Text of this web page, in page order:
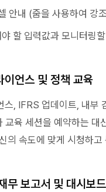
안내 (줌을 사용하여 강
할 입력값과 모니터링
이언스 및 정책 교육
스, IFRS 업데이트, 내부
교육 세션을 예약하는
의 속도에 맞게 시청하
무 보고서 및 대시보드